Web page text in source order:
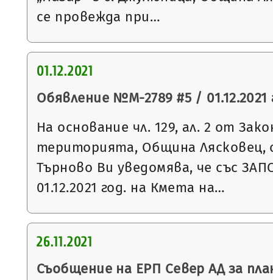
се провежда при…
01.12.2021
Обявление №М-2789 #5 / 01.12.2021
На основание чл. 129, ал. 2 от
територията, Община Лясковец,
Търново Ви уведомява, че със
01.12.2021 год. на Кмета на…
26.11.2021
Съобщение на ЕРП Север АД за